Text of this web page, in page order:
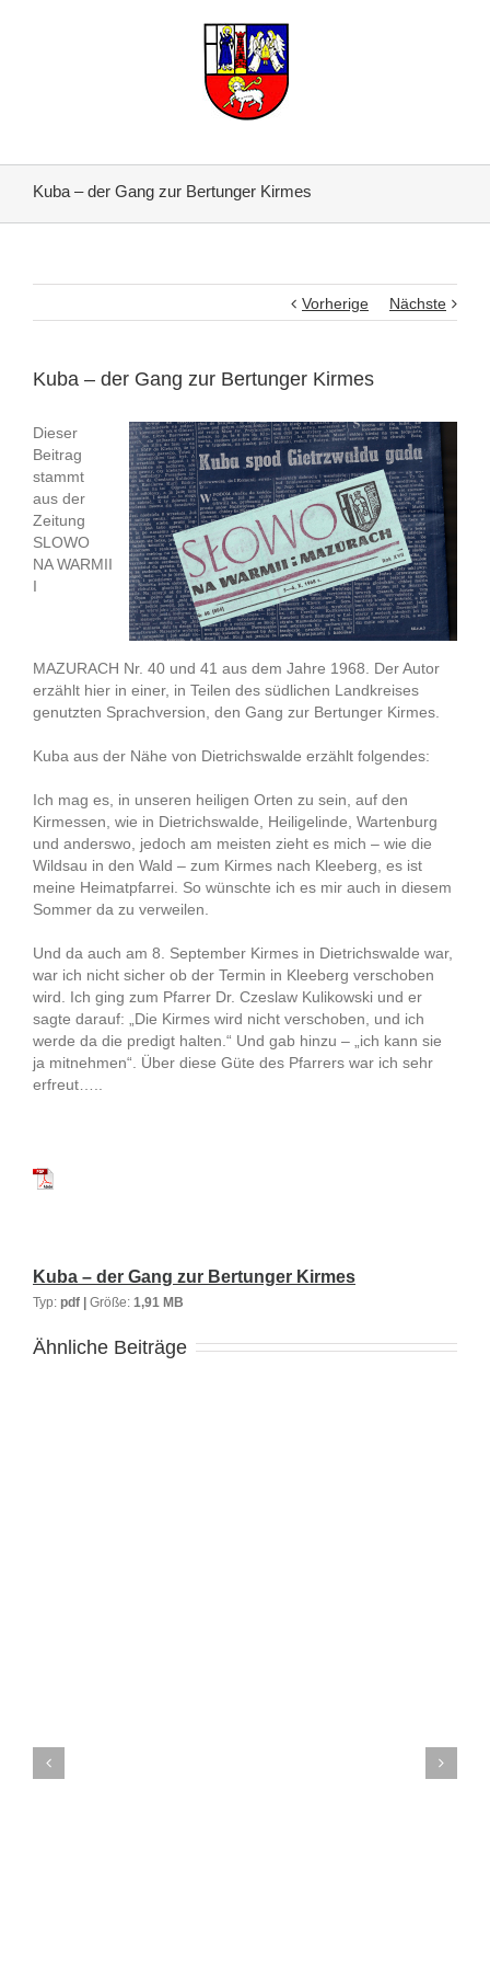
Kuba – der Gang zur Bertunger Kirmes
Vorherige Nächste
Kuba – der Gang zur Bertunger Kirmes
Dieser
Beitrag
stammt
aus der
Zeitung
SLOWO
NA WARMII
I
MAZURACH Nr. 40 und 41 aus dem Jahre 1968. Der Autor
erzählt hier in einer, in Teilen des südlichen Landkreises
genutzten Sprachversion, den Gang zur Bertunger Kirmes.
Kuba aus der Nähe von Dietrichswalde erzählt folgendes:
Ich mag es, in unseren heiligen Orten zu sein, auf den
Kirmessen, wie in Dietrichswalde, Heiligelinde, Wartenburg
und anderswo, jedoch am meisten zieht es mich – wie die
Wildsau in den Wald – zum Kirmes nach Kleeberg, es ist
meine Heimatpfarrei. So wünschte ich es mir auch in diesem
Sommer da zu verweilen.
Und da auch am 8. September Kirmes in Dietrichswalde war,
war ich nicht sicher ob der Termin in Kleeberg verschoben
wird. Ich ging zum Pfarrer Dr. Czeslaw Kulikowski und er
sagte darauf: „Die Kirmes wird nicht verschoben, und ich
werde da die predigt halten.“ Und gab hinzu – „ich kann sie
ja mitnehmen“. Über diese Güte des Pfarrers war ich sehr
erfreut…..
Kuba – der Gang zur Bertunger Kirmes
Typ: pdf | Größe: 1,91 MB
Ähnliche Beiträge